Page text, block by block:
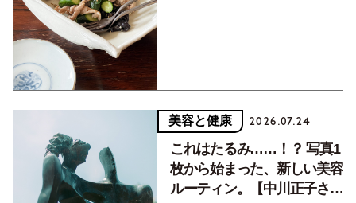
美容と健康 2026.07.24
これはたるみ……！？ 写真1
枚から始まった、新しい美容
ルーティン。【中川正子さん